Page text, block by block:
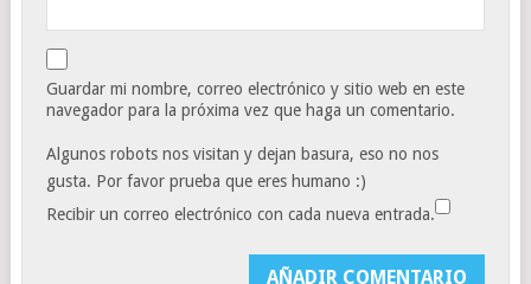
Guardar mi nombre, correo electrónico y sitio web en este
navegador para la próxima vez que haga un comentario.
Algunos robots nos visitan y dejan basura, eso no nos
gusta. Por favor prueba que eres humano :)
Recibir un correo electrónico con cada nueva entrada.